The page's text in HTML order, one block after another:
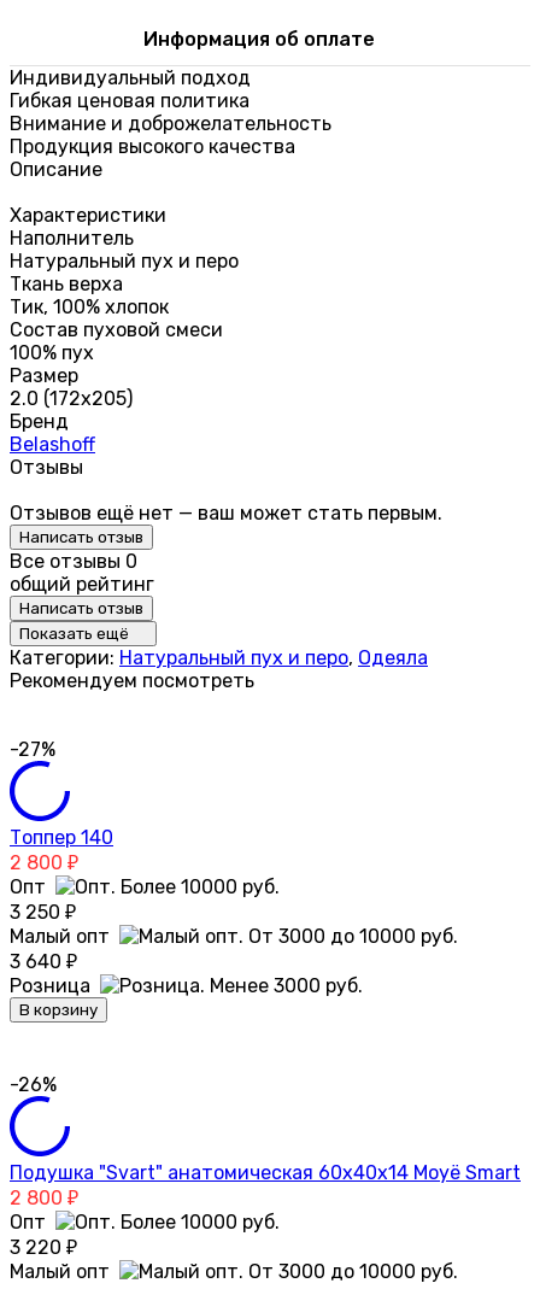
Информация об оплате
Индивидуальный подход
Гибкая ценовая политика
Внимание и доброжелательность
Продукция высокого качества
Описание
Характеристики
Наполнитель
Натуральный пух и перо
Ткань верха
Тик, 100% хлопок
Состав пуховой смеси
100% пух
Размер
2.0 (172х205)
Бренд
Belashoff
Отзывы
Отзывов ещё нет — ваш может стать первым.
Написать отзыв
Все отзывы 0
общий рейтинг
Написать отзыв
Показать ещё
Категории: Натуральный пух и перо, Одеяла
Рекомендуем посмотреть
-27%
Топпер 140
2 800 ₽
Опт
3 250 ₽
Малый опт
3 640 ₽
Розница
В корзину
-26%
Подушка "Svart" анатомическая 60х40х14 Moyё Smart
2 800 ₽
Опт
3 220 ₽
Малый опт